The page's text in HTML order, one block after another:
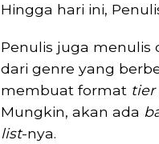
Hingga hari ini,
Penulis juga
dari genre yang
membuat format
Mungkin, akan ada
list-nya.